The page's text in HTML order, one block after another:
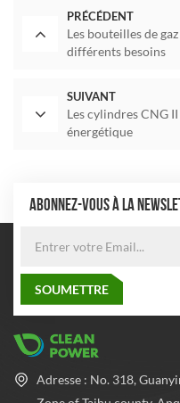
PRÉCÉDENT
Les bouteilles de
différents besoins
SUIVANT
Les cylindres CNG
énergétique
ABONNEZ-VOUS À LA
Adresse : No. 318,